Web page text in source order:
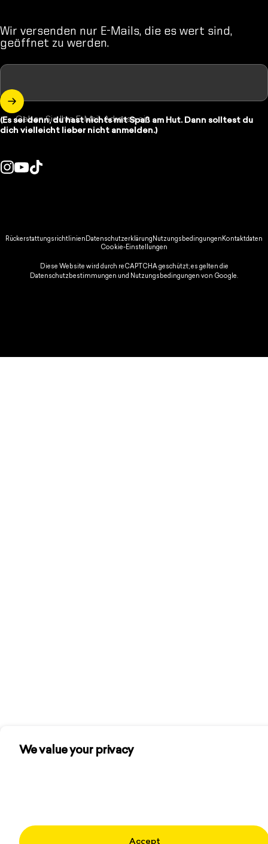
We value your privacy
Accept
Wir versenden nur E-Mails, die es wert sind,
geöffnet zu werden.
Geben Sie Ihre E-Mail-Adresse ein
(Es sei denn, du hast nichts mit Spaß am Hut. Dann solltest du
dich vielleicht lieber nicht anmelden.)
Rückerstattungsrichtlinien Datenschutzerklärung Nutzungsbedingungen Kontaktdaten
Cookie-Einstellungen
Diese Website wird durch reCAPTCHA geschützt; es gelten die
Datenschutzbestimmungen und Nutzungsbedingungen von Google.